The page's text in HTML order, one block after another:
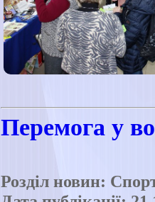
Перемога у
Розділ новин: